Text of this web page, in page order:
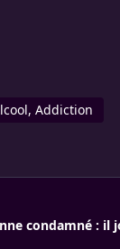
Addiction
condamné : il